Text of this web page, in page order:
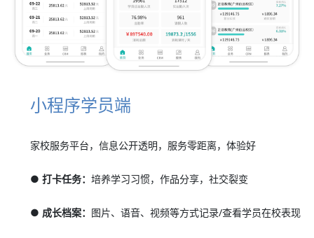
小程序学员端
家校服务平台，信息公开透明，服务零距离，体验好
● 打卡任务：培养学习习惯，作品分享，社交裂变
● 成长档案： 图片、语音、视频等方式记录/查看学员在校表现